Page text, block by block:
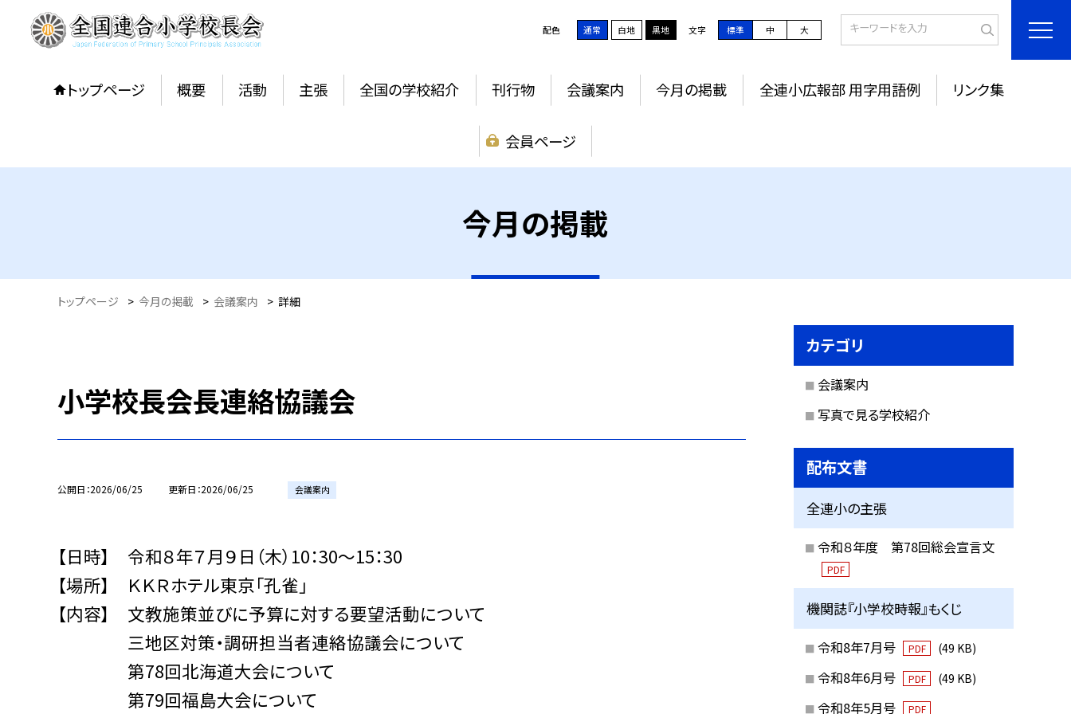
配色 通常 白地 黒地 文字 標準 中 大
トップページ 概要 活動 主張 全国の学校紹介 刊行物 会議案内 今月の掲載 全連小広報部 用字用語例 リンク集
会員ページ
今月の掲載
トップページ > 今月の掲載 > 会議案内 > 詳細
小学校長会長連絡協議会
公開日 2026/06/25 更新日 2026/06/25 会議案内
【日時】 令和８年７月９日（木）10：30〜15：30
【場所】 ＫＫＲホテル東京「孔雀」
【内容】 文教施策並びに予算に対する要望活動について
三地区対策・調研担当者連絡協議会について
第78回北海道大会について
第79回福島大会について
カテゴリ
会議案内
写真で見る学校紹介
配布文書
全連小の主張
令和８年度 第78回総会宣言文
PDF
機関誌『小学校時報』もくじ
令和8年7月号 PDF (49 KB)
令和8年6月号 PDF (49 KB)
令和8年5月号 PDF